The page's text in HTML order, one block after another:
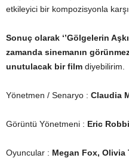
etkileyici bir kompozisyonla
Sonuç olarak ‘’Gölgelerin
zamanda sinemanın
unutulacak bir film diyebilirim.
Yönetmen / Senaryo : Claudia
Görüntü Yönetmeni : Eric
Oyuncular : Megan Fox,